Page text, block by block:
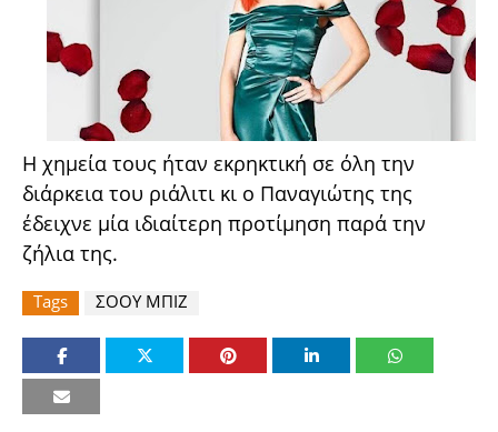
Η χημεία τους ήταν εκρηκτική σε όλη την
διάρκεια του ριάλιτι κι ο Παναγιώτης της
έδειχνε μία ιδιαίτερη προτίμηση παρά την
ζήλια της.
Tags ΣΟΟΥ ΜΠΙΖ